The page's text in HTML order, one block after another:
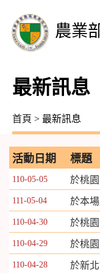
農業
最新訊息
首頁 > 最新訊息
活動日期 標題
110-05-05 於桃
111-05-04 於本
110-04-30 於桃
110-04-29 於桃
110-04-28 於新